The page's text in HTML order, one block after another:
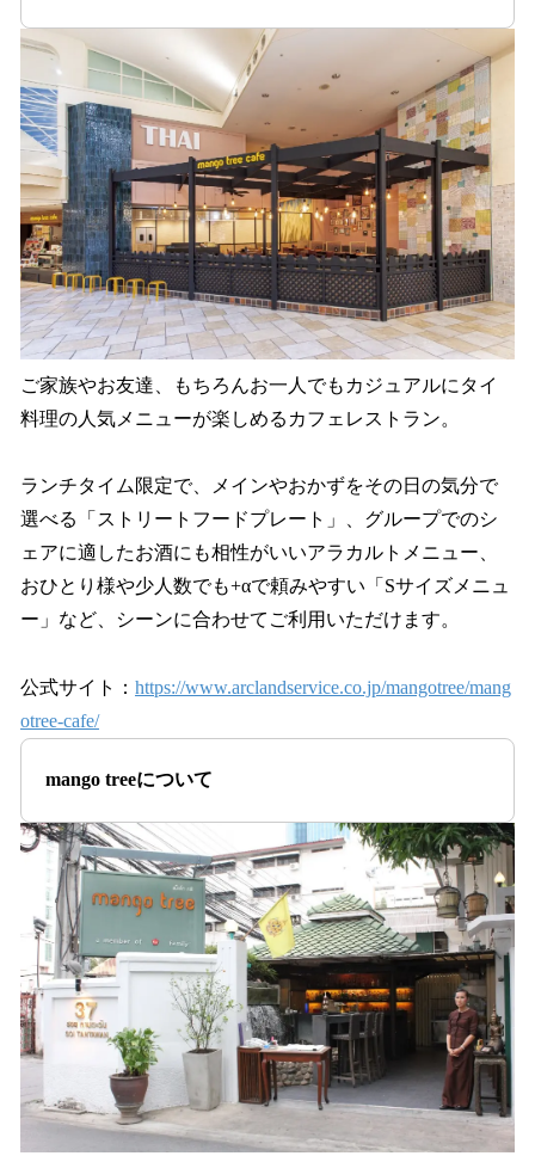
ご家族やお友達、もちろんお一人でもカジュアルにタイ
料理の人気メニューが楽しめるカフェレストラン。
ランチタイム限定で、メインやおかずをその日の気分で
選べる「ストリートフードプレート」、グループでのシ
ェアに適したお酒にも相性がいいアラカルトメニュー、
おひとり様や少人数でも+αで頼みやすい「Sサイズメニュ
ー」など、シーンに合わせてご利用いただけます。
公式サイト： https://www.arclandservice.co.jp/mangotree/mang
otree-cafe/
mango treeについて